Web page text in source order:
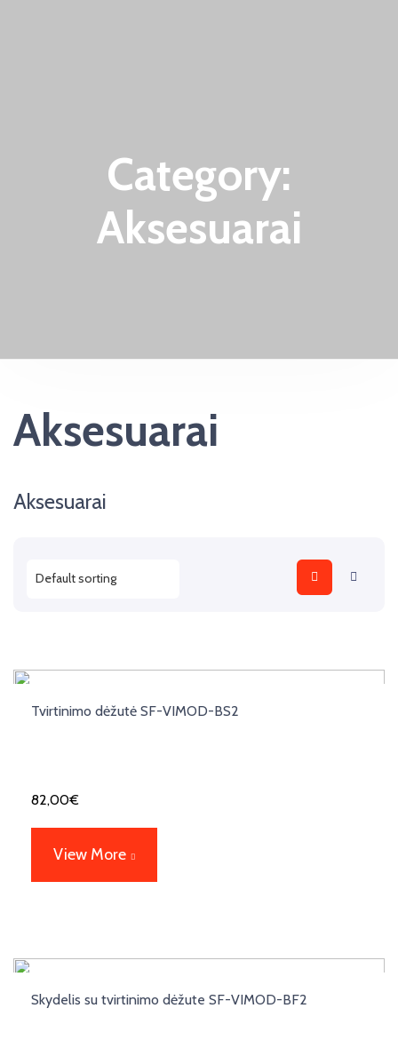
Category:
Aksesuarai
Aksesuarai
Aksesuarai
Tvirtinimo dėžutė SF-VIMOD-BS2
82,00€
View More
Skydelis su tvirtinimo dėžute SF-VIMOD-BF2